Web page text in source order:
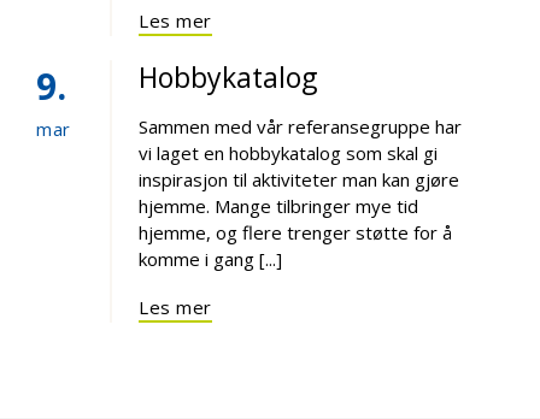
Les mer
9
mar
Hobbykatalog
Sammen med vår referansegruppe har
vi laget en hobbykatalog som skal gi
inspirasjon til aktiviteter man kan gjøre
hjemme. Mange tilbringer mye tid
hjemme, og flere trenger støtte for å
komme i gang [...]
Les mer